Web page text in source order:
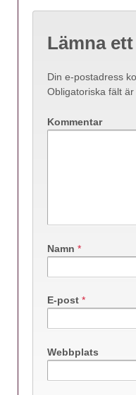
Lämna
Din e-postadress
Obligatoriska fält är
Kommentar
Namn *
E-post *
Webbplats